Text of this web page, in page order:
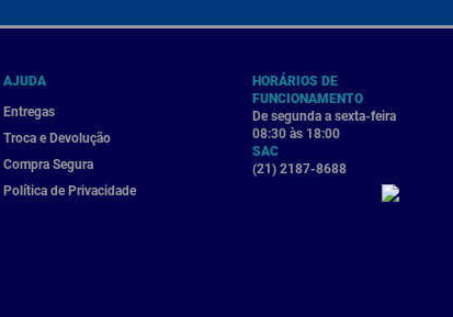
AJUDA
Entregas
Troca e Devolução
Compra Segura
Política de Privacidade
HORÁRIOS DE
FUNCIONAMENTO
De segunda a sexta-feira
08:30 às 18:00
SAC
(21) 2187-8688